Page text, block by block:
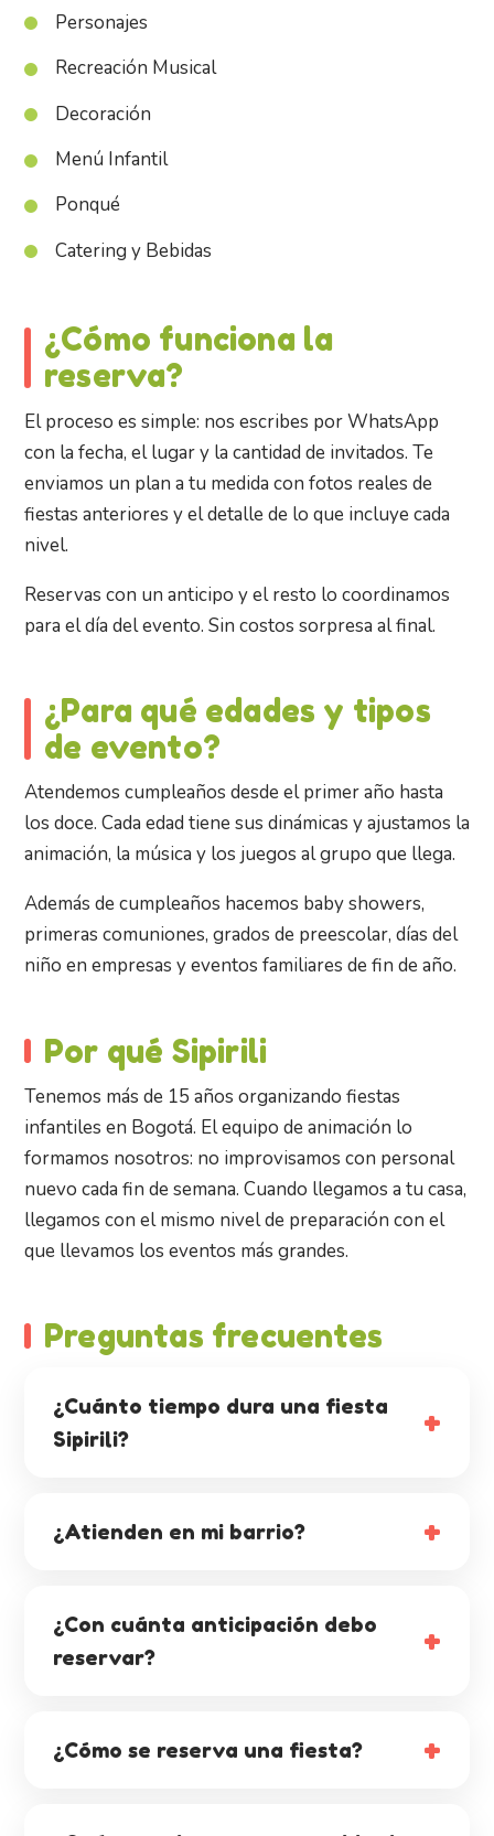
Personajes
Recreación Musical
Decoración
Menú Infantil
Ponqué
Catering y Bebidas
¿Cómo funciona la
reserva?
El proceso es simple: nos escribes por WhatsApp
con la fecha, el lugar y la cantidad de invitados. Te
enviamos un plan a tu medida con fotos reales de
fiestas anteriores y el detalle de lo que incluye cada
nivel.
Reservas con un anticipo y el resto lo coordinamos
para el día del evento. Sin costos sorpresa al final.
¿Para qué edades y tipos
de evento?
Atendemos cumpleaños desde el primer año hasta
los doce. Cada edad tiene sus dinámicas y ajustamos la
animación, la música y los juegos al grupo que llega.
Además de cumpleaños hacemos baby showers,
primeras comuniones, grados de preescolar, días del
niño en empresas y eventos familiares de fin de año.
Por qué Sipirili
Tenemos más de 15 años organizando fiestas
infantiles en Bogotá. El equipo de animación lo
formamos nosotros: no improvisamos con personal
nuevo cada fin de semana. Cuando llegamos a tu casa,
llegamos con el mismo nivel de preparación con el
que llevamos los eventos más grandes.
Preguntas frecuentes
¿Cuánto tiempo dura una fiesta
Sipirili?
¿Atienden en mi barrio?
¿Con cuánta anticipación debo
reservar?
¿Cómo se reserva una fiesta?